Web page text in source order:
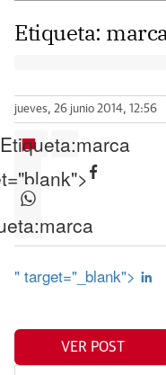
Etiqueta:
jueves, 26 junio 2014, 12:56
Etiqueta:marca
marca
" target="_blank">
VER POST